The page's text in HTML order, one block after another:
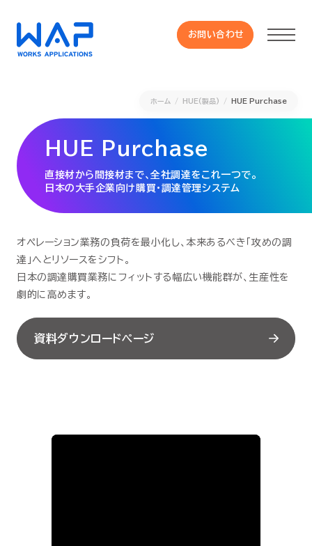
お問い合わせ
HUE 機能一覧
サービス
OXYGラインナップ
事例
セミナー
ホーム HUE(製品) HUE Purchase
HUE Purchase
直接材から間接材まで、全社調達をこれ一つで。
日本の大手企業向け購買・調達管理システム
オペレーション業務の負荷を最小化し、本来あるべき「攻めの調
達」へとリソースをシフト。
日本の調達購買業務にフィットする幅広い機能群が、生産性を
劇的に高めます。
資料ダウンロードページ
お問い合わせ